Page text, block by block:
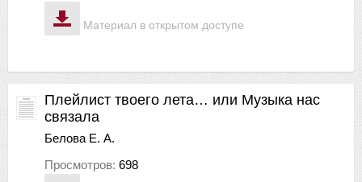
Материал в открытом доступе
Плейлист твоего лета… или Музыка нас
связала
Белова Е. А.
Просмотров: 698